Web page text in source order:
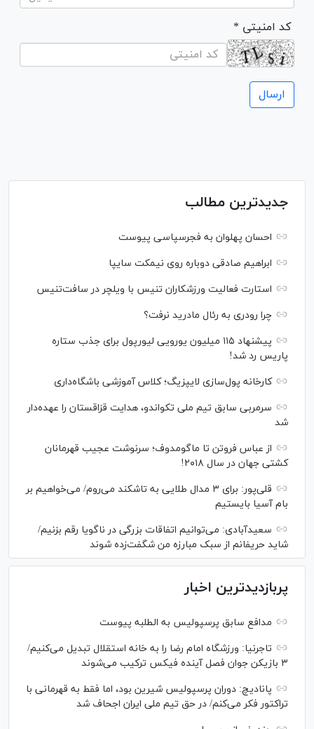
* کد امنیتی
جدیدترین مطالب
احسان پهلوان به فجرسپاسی پیوست
ابراهیم صادقی دوباره روی نیمکت سایپا
استارت فعالیت ورزشکاران تنیس با ویلچر در سافت‌تنیس
چرا رودری به رئال مادرید نرفت؟
پیشنهاد ۱۱۵ میلیون یورویی لیورپول برای جذب ستاره
پاریس رد شد!
کارخانه پول‌سازی لایپزیگ؛ کلاس آموزشی باشگاه‌داری
سرمربی سابق تیم ملی تکواندو، هدایت قزاقستان را عهده‌دار
شد
از عباس فروتن تا ماگومدوف؛ سرنوشت عجیب قهرمانان
کشتی جهان در سال ۲۰۱۸!
قلی‌پور: برای ۳ مدال طلایی به تاشکند می‌روم/ می‌خواهیم بر
بام آسیا بایستیم
سعیدآبادی: می‌توانیم اتفاقات بزرگی در ناگویا رقم بزنیم/
شاید حریفانم از سبک مبارزه من شگفت‌زده شوند
پربازدیدترین اخبار
مدافع سابق پرسپولیس به الطلبه پیوست
تاجرنیا: ورزشگاه امام رضا را به خانه استقلال تبدیل می‌کنیم/
۳ بازیکن جوان فصل آینده فیکس ترکیب می‌شوند
پانادیچ: دوران پرسپولیس شیرین بود، اما فقط به قهرمانی با
تراکتور فکر می‌کنم/ در حق تیم ملی ایران اجحاف شد